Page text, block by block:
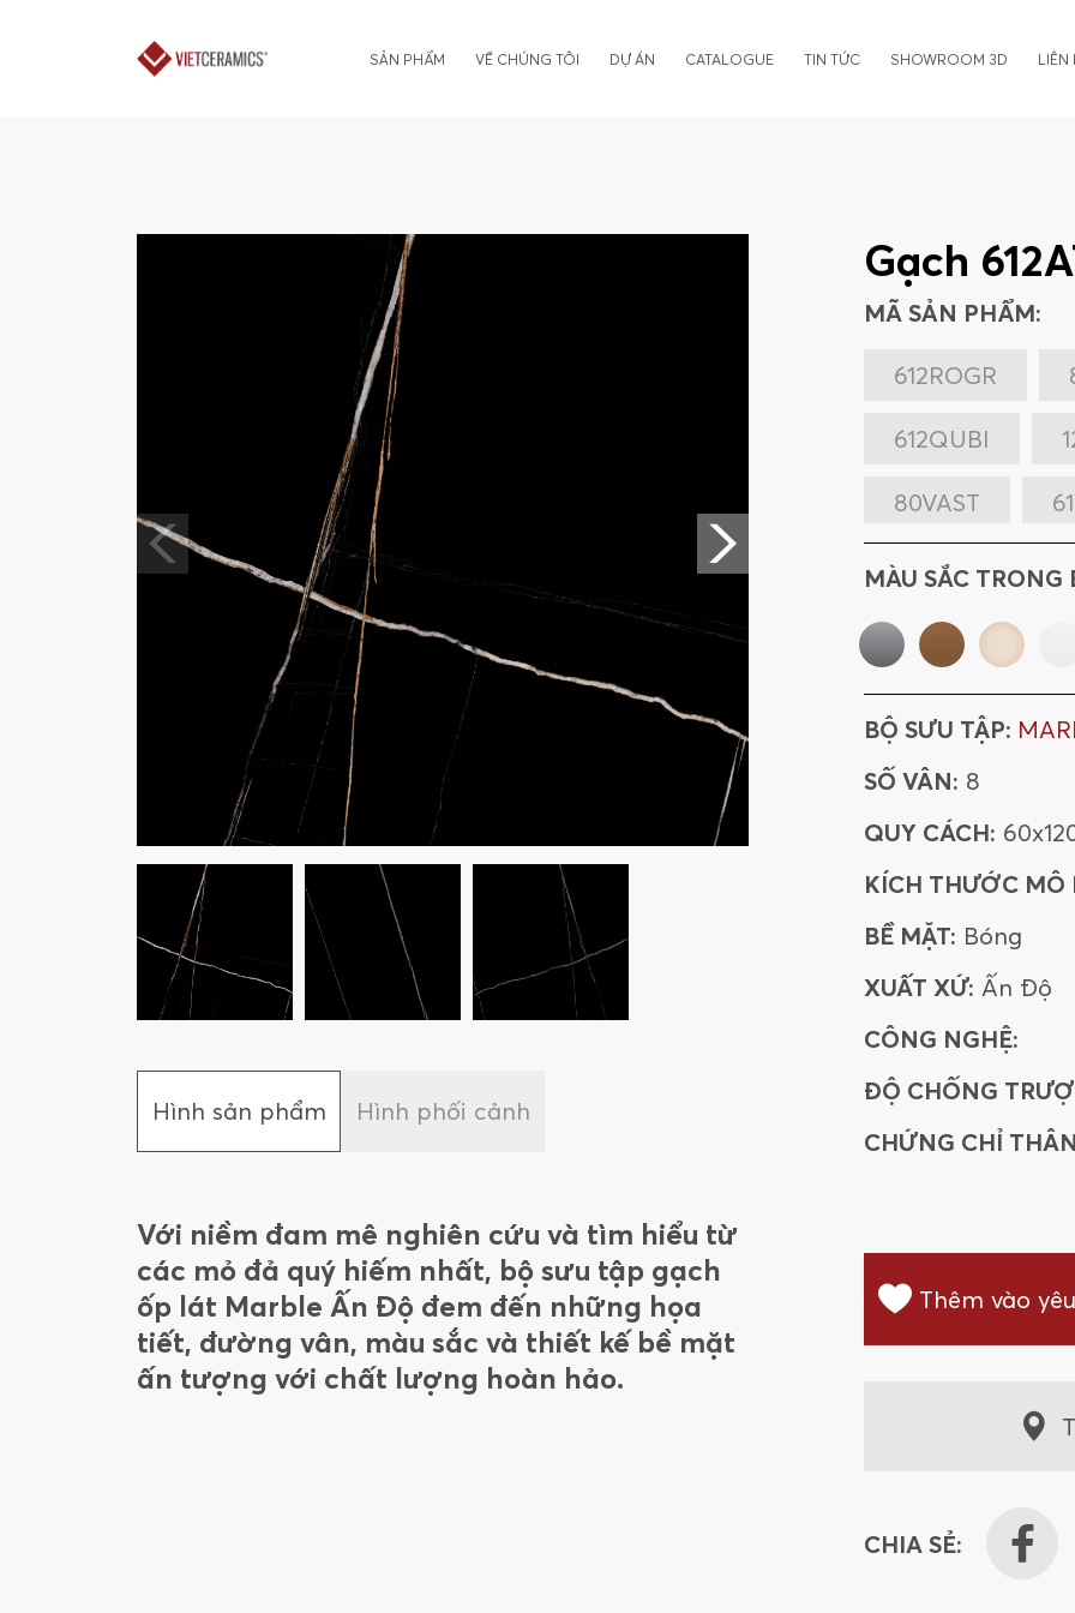
SẢN PHẨM VỀ CHÚNG TÔI DỰ ÁN CATALOGUE TIN TỨC SHOWROOM 3D LIÊN
Hình sản phẩm Hình phối cảnh
Với niềm đam mê nghiên cứu và tìm hiểu từ
các mỏ đả quý hiếm nhất, bộ sưu tập gạch
ốp lát Marble Ấn Độ đem đến những họa
tiết, đường vân, màu sắc và thiết kế bề mặt
ấn tượng với chất lượng hoàn hảo.
Gạch
MÃ SẢN PHẨM:
612ROGR
612QUBI
80VAST
612VASTMA
612ATBL
120ARCLBL
120MABE
612CAORRO
816ARLIGRGR
80SIANBI
48CIGRMA
816TRMUMA
MÀU SẮC TRONG
BỘ SƯU TẬP:
SỐ VÂN: 8
QUY CÁCH:
KÍCH THƯỚC MÔ
BỀ MẶT: Bóng
XUẤT XỨ: Ấn Độ
CÔNG NGHỆ:
ĐỘ CHỐNG
CHỨNG CHỈ
Thêm vào
CHIA SẺ: